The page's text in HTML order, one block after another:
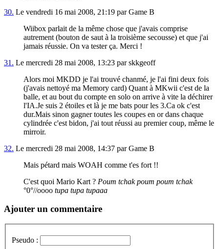
30. Le vendredi 16 mai 2008, 21:19 par Game B
Wiibox parlait de la même chose que j'avais comprise
autrement (bouton de saut à la troisième secousse) et que j'ai
jamais réussie. On va tester ça. Merci !
31. Le mercredi 28 mai 2008, 13:23 par skkgeoff
Alors moi MKDD je l'ai trouvé chanmé, je l'ai fini deux fois
(j'avais nettoyé ma Memory card) Quant à MKwii c'est de la
balle, et au bout du compte en solo on arrive à vite la déchirer
l'IA.Je suis 2 étoiles et là je me bats pour les 3.Ca ok c'est
dur.Mais sinon gagner toutes les coupes en or dans chaque
cylindrée c'est bidon, j'ai tout réussi au premier coup, même le
mirroir.
32. Le mercredi 28 mai 2008, 14:37 par Game B
Mais pétard mais WOAH comme t'es fort !!
C'est quoi Mario Kart ? Poum tchak poum poum tchak
°0°//oooo tupa tupa tupaaa
Ajouter un commentaire
Pseudo :